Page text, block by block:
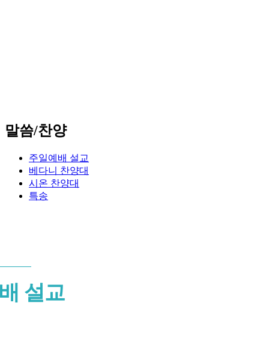
말씀/찬양
주일예배 설교
베다니 찬양대
시온 찬양대
특송
설교